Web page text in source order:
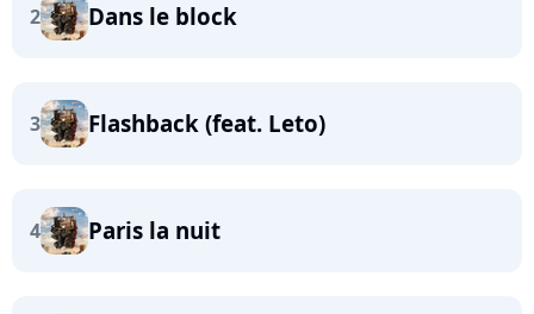
2 Dans le block
3 Flashback (feat. Leto)
4 Paris la nuit